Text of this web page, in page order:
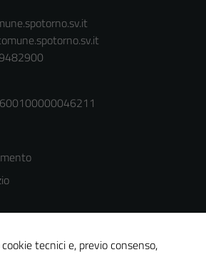
tecnici e, previo consenso,
per il
Questi cookie
informazioni